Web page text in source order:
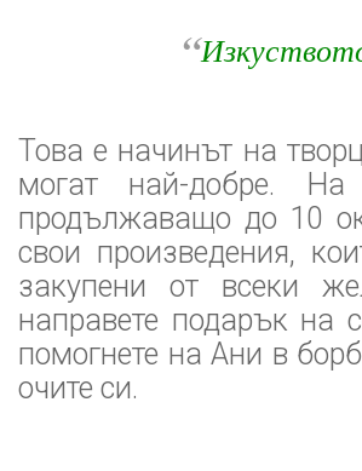
“
Това е начинът на
могат най-добре. На
продължаващо до 10
свои произведения,
закупени от всеки
направете подарък на
помогнете на Ани в
очите си.